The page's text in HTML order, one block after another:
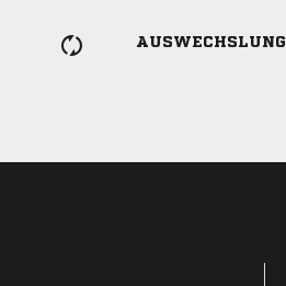
AUSWECHSLUNG